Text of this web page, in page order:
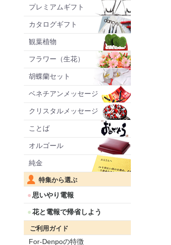
プレミアムギフト
カタログギフト
観葉植物
フラワー（生花）
胡蝶蘭セット
ベネチアンメッセージ
クリスタルメッセージ
ことば
オルゴール
純金
特集から選ぶ
思いやり電報
花と電報で帰省しよう
ご利用ガイド
For-Denpoの特徴